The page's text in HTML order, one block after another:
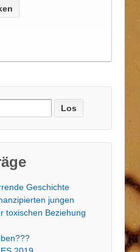
Geschichte
jungen
toxischen Beziehung